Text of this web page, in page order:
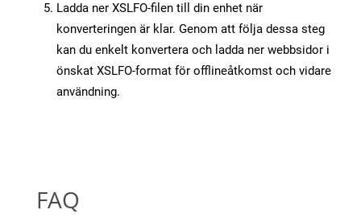
Ladda ner XSLFO-filen till din enhet när
konverteringen är klar. Genom att följa dessa steg
kan du enkelt konvertera och ladda ner webbsidor i
önskat XSLFO-format för offlineåtkomst och vidare
användning.
FAQ